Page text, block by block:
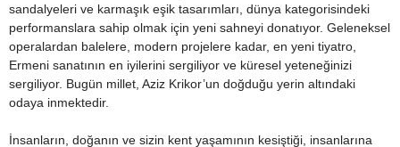
sandalyeleri ve karmaşık eşik tasarımları, dünya kategorisindeki
performanslara sahip olmak için yeni sahneyi donatıyor. Geleneksel
operalardan balelere, modern projelere kadar, en yeni tiyatro,
Ermeni sanatının en iyilerini sergiliyor ve küresel yeteneğinizi
sergiliyor. Bugün millet, Aziz Krikor’un doğduğu yerin altındaki
odaya inmektedir.
İnsanların, doğanın ve sizin kent yaşamının kesiştiği, insanlarına